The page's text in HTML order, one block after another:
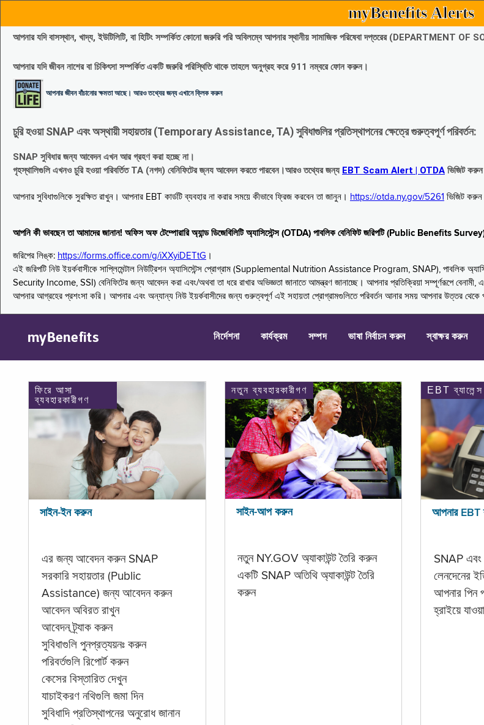
myBenefits Alerts
আপনার যদি বাসস্থান, খাদ্য, ইউটিলিটি, বা হিটিং সম্পর্কিত কোনো জরুরি পরি অবিলম্বে আপনার স্থানীয় সামাজিক পরিষেবা দপ্তরের (DEPARTMENT
আপনার যদি জীবন নাশের বা চিকিৎসা সম্পর্কিত একটি জরুরি পরিস্থিতি থাকে তাহলে অনুগ্রহ করে 911 নম্বরে ফোন করুন।
আপনার জীবন বাঁচানোর ক্ষমতা আছে। আরও তথ্যের জন্য এখানে ক্লিক করুন
চুরি হওয়া SNAP এবং অস্থায়ী সহায়তার (Temporary Assistance, TA) সুবিধাগুলির প্রতিস্থাপনের ক্ষেত্রে গুরুত্বপূর্ণ পরিবর্তন:
SNAP সুবিধার জন্য আবেদন এখন আর গ্রহণ করা হচ্ছে না।
গৃহস্থালিগুলি এখনও চুরি হওয়া পরিবর্তিত TA (নগদ) বেনিফিটের জ্নয আবেদন করতে পারবেন।আরও তথ্যের জন্য EBT Scam Alert | OTDA ভিজিট
আপনার সুবিধাগুলিকে সুরক্ষিত রাখুন। আপনার EBT কার্ডটি ব্যবহার না করার সময়ে কীভাবে ফ্রিজ করবেন তা জানুন। https://otda.ny.gov/5261 ভিজিট
আপনি কী ভাবছেন তা আমাদের জানান! অফিস অফ টেম্পোরারি অ্যান্ড ডিজেবিলিটি অ্যাসিস্টেন্স (OTDA) পাবলিক বেনিফিট জরিপটি (Public Benefits
জরিপের লিঙ্ক: https://forms.office.com/g/iXXyiDETtG ।
এই জরিপটি নিউ ইয়র্কবাসীকে সাপ্লিমেন্টাল নিউট্রিশন অ্যাসিস্টেন্স প্রোগ্রাম (Supplemental Nutrition Assistance Program, SNAP), পাবলিক
Security Income, SSI) বেনিফিটের জন্য আবেদন করা এবং/অথবা তা ধরে রাখার অভিজ্ঞতা জানাতে আমন্ত্রণ জানাচ্ছে। আপনার প্রতিক্রিয়া সম্পূর্ণরূপে
আপনার আগ্রহের প্রশংসা করি। আপনার এবং অন্যান্য নিউ ইয়র্কবাসীদের জন্য গুরুত্বপূর্ণ এই সহায়তা প্রোগ্রামগুলিতে পরিবর্তন আনার সময় আপনার উত্তর থেকে
myBenefits নির্দেশনা কার্যক্রম সম্পদ ভাষা নির্বাচন করুন স্বাক্ষর করুন
ফিরে আসা
ব্যবহারকারীগণ
সাইন-ইন করুন
এর জন্য আবেদন করুন SNAP
সরকারি সহায়তার (Public
Assistance) জন্য আবেদন করুন
আবেদন অবিরত রাখুন
আবেদন ট্র্যাক করুন
সুবিধাগুলি পুনপ্রত্যয়নঃ করুন
পরিবর্তগুলি রিপোর্ট করুন
কেসের বিস্তারিত দেখুন
যাচাইকরণ নথিগুলি জমা দিন
সুবিধাদি প্রতিস্থাপনের অনুরোধ জানান
নতুন ব্যবহারকারীগণ
সাইন-আপ করুন
নতুন NY.GOV অ্যাকাউন্ট তৈরি করুন
একটি SNAP অতিথি অ্যাকাউন্ট তৈরি
করুন
EBT ব্যালেন্স
আপনার EBT
SNAP এবং
লেনদেনের
আপনার পিন
হ্রাইয়ে